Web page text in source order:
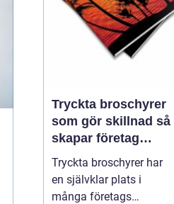
Tryckta broschyrer
som gör skillnad så
skapar företag
trycksaker som blir
lästa
Tryckta broschyrer har
en självklar plats i
många företags